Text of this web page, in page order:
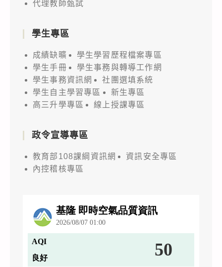
代理教師甄試
學生專區
成績缺曠
學生學習歷程檔案專區
學生手冊
學生事務與轉導工作網
學生事務資訊網
社團選填系統
學生自主學習專區
新生專區
高三升學專區
線上授課專區
政令宣導專區
教育部108課綱資訊網
資訊安全專區
內控稽核專區